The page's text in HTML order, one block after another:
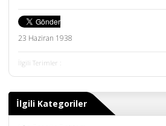
23 Haziran 1938
İlgili Terimler :
İlgili Kategoriler